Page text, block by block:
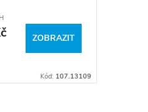
ZOBRAZIT
Kód: 107.13109